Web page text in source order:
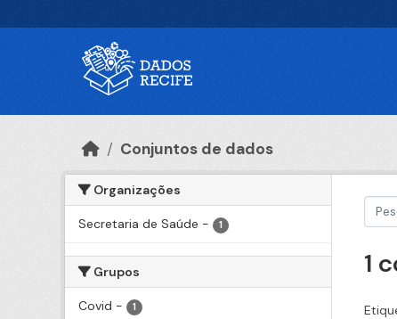
Conjuntos de dados
Organizações
Secretaria de Saúde - 1
Grupos
Covid - 1
1